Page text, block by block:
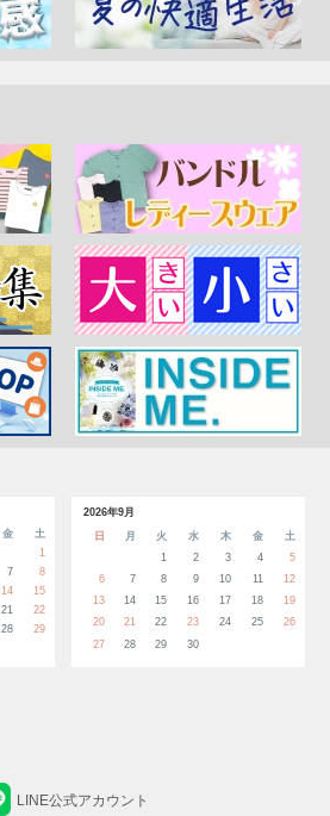
金
土
1
7
8
14
15
21
22
28
29
2026年9月
日
月 火 水 木 金
土
1
2 3 4
5
6
7 8 9 10 11
12
13
14 15 16 17 18
19
20
21 22 23 24 25
26
27
28 29 30
LINE公式アカウント